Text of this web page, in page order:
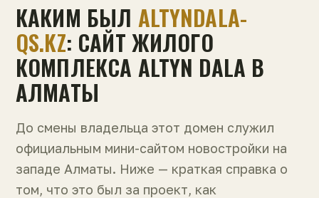
КАКИМ БЫЛ ALTYNDALA-
QS.KZ: САЙТ ЖИЛОГО
КОМПЛЕКСА ALTYN DALA В
АЛМАТЫ
До смены владельца этот домен служил
официальным мини-сайтом новостройки на
западе Алматы. Ниже — краткая справка о
том, что это был за проект, как